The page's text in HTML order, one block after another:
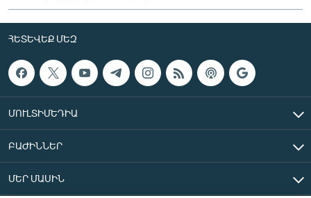
ՀԵՏԵՎԵՔ ՄԵԶ
ՄՈՒԼՏԻՄԵԴԻԱ
ԲԱԺԻՆՆԵՐ
ՄԵՐ ՄԱՍԻՆ